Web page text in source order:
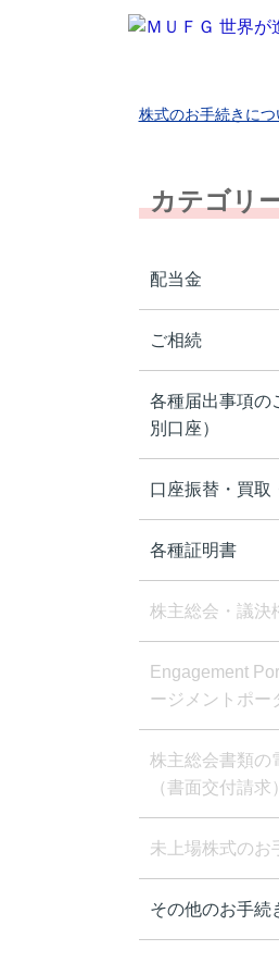
株式のお手続きにつ
カテゴリ
配当金
ご相続
各種届出事項の
別口座）
口座振替・買取
各種証明書
株主総会・議決
Engagement
ージメントポー
株主総会書類の
（書面交付請求）
未上場株式のお
その他のお手続